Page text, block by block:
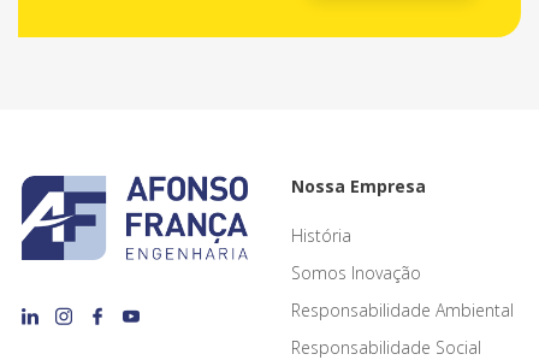
Nossa Empresa
História
Somos Inovação
Responsabilidade Ambiental
Responsabilidade Social